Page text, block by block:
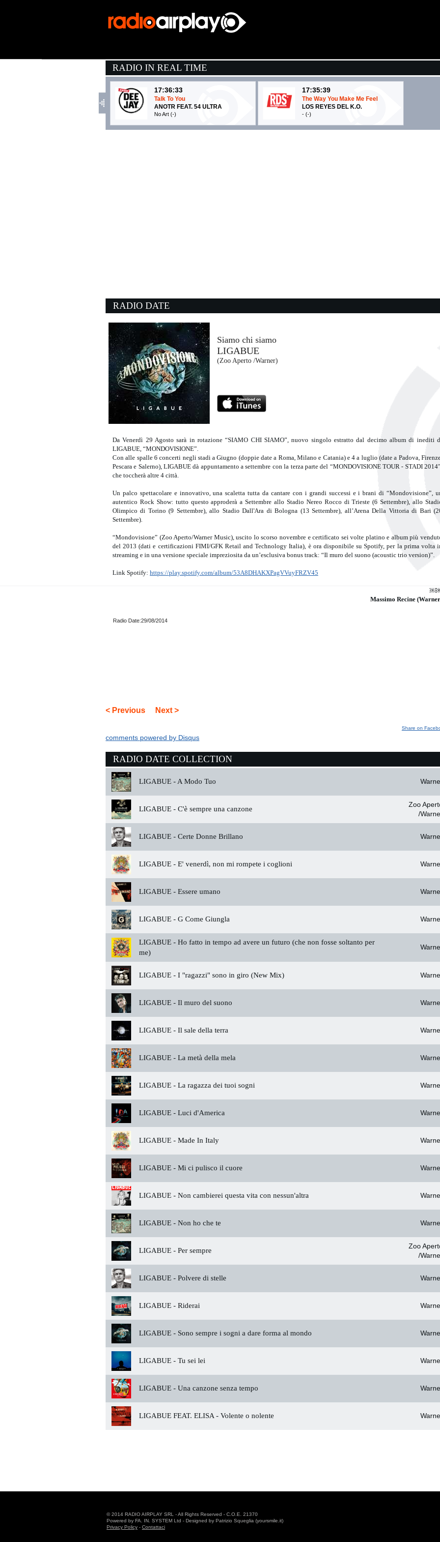
RADIO IN REAL TIME
17:36:33
Talk To You
ANOTR FEAT. 54 ULTRA
No Art (-)
17:35:39
The Way You Make Me Feel
LOS REYES DEL K.O.
- (-)
17:12:19
QUEEN
EMI (UMG)
17:27:07
Satisfy
CALVIN HARRIS, JAZZY
Columbia (SME)
RADIO DATE
Siamo chi siamo
LIGABUE
(Zoo Aperto /Warner)
Da Venerdì 29 Agosto sarà in rotazione “SIAMO CHI SIAMO”, nuovo singolo estratto dal decimo album di inediti
LIGABUE, “MONDOVISIONE”.
Con alle spalle 6 concerti negli stadi a Giugno (doppie date a Roma, Milano e Catania) e 4 a luglio (date a Padova,
Pescara e Salerno), LIGABUE dà appuntamento a settembre con la terza parte del “MONDOVISIONE TOUR - STADI
che toccherà altre 4 città.
Un palco spettacolare e innovativo, una scaletta tutta da cantare con i grandi successi e i brani di “Mondovisione”,
autentico Rock Show: tutto questo approderà a Settembre allo Stadio Nereo Rocco di Trieste (6 Settembre), allo
Olimpico di Torino (9 Settembre), allo Stadio Dall'Ara di Bologna (13 Settembre), all’Arena Della Vittoria di Bari
Settembre).
“Mondovisione” (Zoo Aperto/Warner Music), uscito lo scorso novembre e certificato sei volte platino e album più
del 2013 (dati e certificazioni FIMI/GFK Retail and Technology Italia), è ora disponibile su Spotify, per la prima volta
streaming e in una versione speciale impreziosita da un’esclusiva bonus track: “Il muro del suono (acoustic trio version)”.
Link Spotify: https://play.spotify.com/album/53A8DHAKXPagVVuyFRZV45
Massimo Recine
Radio Date:29/08/2014
< Previous Next >
Share on
comments powered by Disqus
RADIO DATE COLLECTION
LIGABUE - A Modo Tuo
LIGABUE - C'è sempre una canzone
Zoo
/
LIGABUE - Certe Donne Brillano
LIGABUE - E' venerdì, non mi rompete i coglioni
LIGABUE - Essere umano
LIGABUE - G Come Giungla
LIGABUE - Ho fatto in tempo ad avere un futuro (che non fosse soltanto per
me)
LIGABUE - I "ragazzi" sono in giro (New Mix)
LIGABUE - Il muro del suono
LIGABUE - Il sale della terra
LIGABUE - La metà della mela
LIGABUE - La ragazza dei tuoi sogni
LIGABUE - Luci d'America
LIGABUE - Made In Italy
LIGABUE - Mi ci pulisco il cuore
LIGABUE - Non cambierei questa vita con nessun'altra
LIGABUE - Non ho che te
LIGABUE - Per sempre
Zoo
/
LIGABUE - Polvere di stelle
LIGABUE - Riderai
LIGABUE - Sono sempre i sogni a dare forma al mondo
LIGABUE - Tu sei lei
LIGABUE - Una canzone senza tempo
LIGABUE FEAT. ELISA - Volente o nolente
© 2014 RADIO AIRPLAY SRL - All Rights Reserved - C.O.E. 21370
Powered by FA. IN. SYSTEM Ltd - Designed by Patrizio Squeglia (yoursmile.it)
Privacy Policy - Contattaci